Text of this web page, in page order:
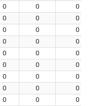
0 0
0
0 0
0
0 0
0
0 0
0
0 0
0
0 0
0
0 0
0
0 0
0
0 0
0